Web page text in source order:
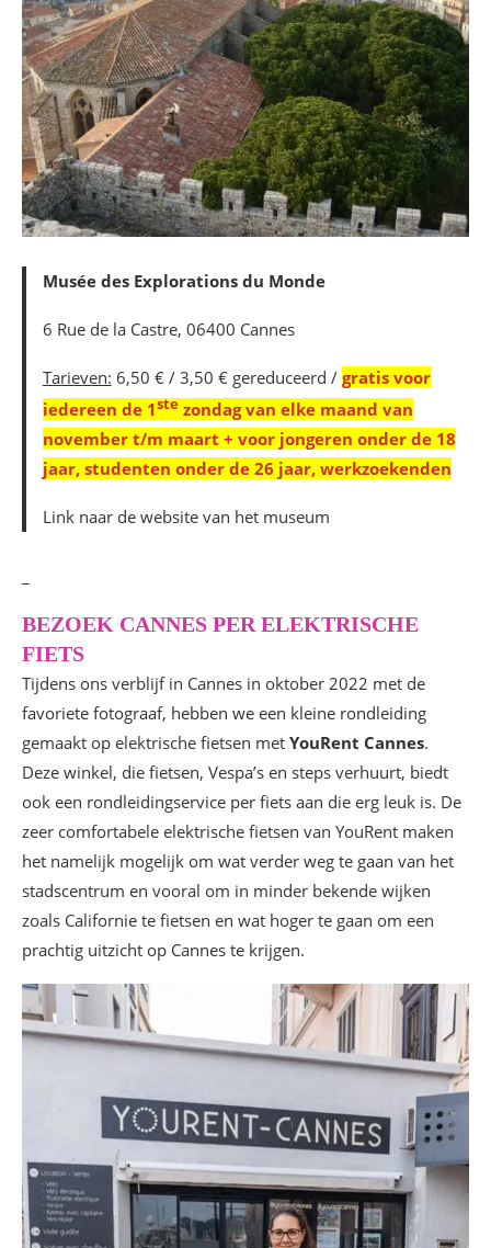
Musée des Explorations du Monde
6 Rue de la Castre, 06400 Cannes
Tarieven: 6,50 € / 3,50 € gereduceerd / gratis voor
iedereen de 1stezondag van elke maand van
november t/m maart + voor jongeren onder de 18
jaar, studenten onder de 26 jaar, werkzoekenden
Link naar de website van het museum
BEZOEK CANNES PER ELEKTRISCHE
FIETS
Tijdens ons verblijf in Cannes in oktober 2022 met de
favoriete fotograaf, hebben we een kleine rondleiding
gemaakt op elektrische fietsen met YouRent Cannes.
Deze winkel, die fietsen, Vespa’s en steps verhuurt, biedt
ook een rondleidingservice per fiets aan die erg leuk is. De
zeer comfortabele elektrische fietsen van YouRent maken
het namelijk mogelijk om wat verder weg te gaan van het
stadscentrum en vooral om in minder bekende wijken
zoals Californie te fietsen en wat hoger te gaan om een
prachtig uitzicht op Cannes te krijgen.